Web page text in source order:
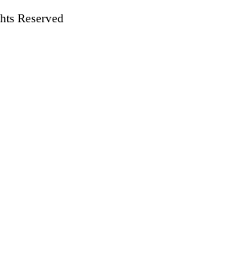
Reserved